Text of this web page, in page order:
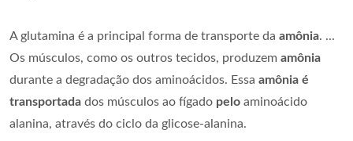
A glutamina é a principal forma de transporte da amônia. ...
Os músculos, como os outros tecidos, produzem amônia
durante a degradação dos aminoácidos. Essa amônia é
transportada dos músculos ao fígado pelo aminoácido
alanina, através do ciclo da glicose-alanina.